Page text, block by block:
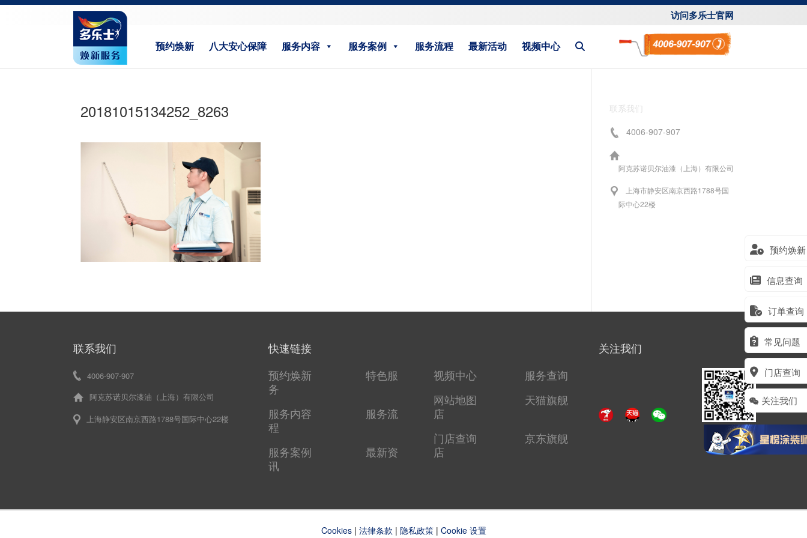
访问多乐士官网
预约焕新 八大安心保障 服务内容 服务案例 服务流程 最新活动 视频中心
预约焕新
信息查询
订单查询
常见问题
门店查询
关注我们
20181015134252_8263
联系我们
4006-907-907
阿克苏诺贝尔油漆（上海）有限公司
上海市静安区南京西路1788号国
际中心22楼
联系我们
4006-907-907
阿克苏诺贝尔漆油（上海）有限公司
上海静安区南京西路1788号国际中心22楼
快速链接
预约焕新
特色服
务
服务内容
服务流
程
服务案例
最新资
讯
视频中心
服务查询
网站地图
天猫旗舰
店
门店查询
京东旗舰
店
关注我们
Cookies| 法律条款 | 隐私政策| Cookie 设置